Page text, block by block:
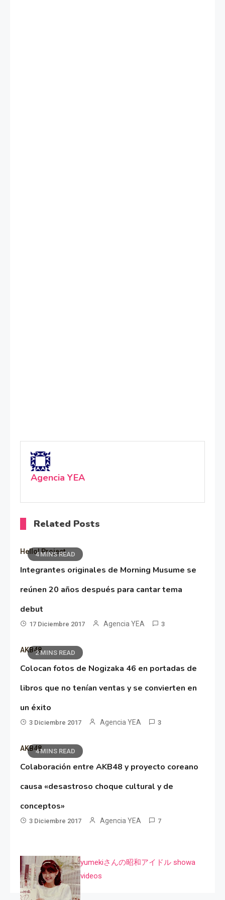
Agencia YEA
Related Posts
4 MINS READ
Hello! Project
Integrantes originales de Morning Musume se
reúnen 20 años después para cantar tema
debut
17 Diciembre 2017 Agencia YEA 3
2 MINS READ
AKB48
Colocan fotos de Nogizaka 46 en portadas de
libros que no tenían ventas y se convierten en
un éxito
3 Diciembre 2017 Agencia YEA 3
4 MINS READ
AKB48
Colaboración entre AKB48 y proyecto coreano
causa «desastroso choque cultural y de
conceptos»
3 Diciembre 2017 Agencia YEA 7
yumekiさんの昭和アイドル showa
videos